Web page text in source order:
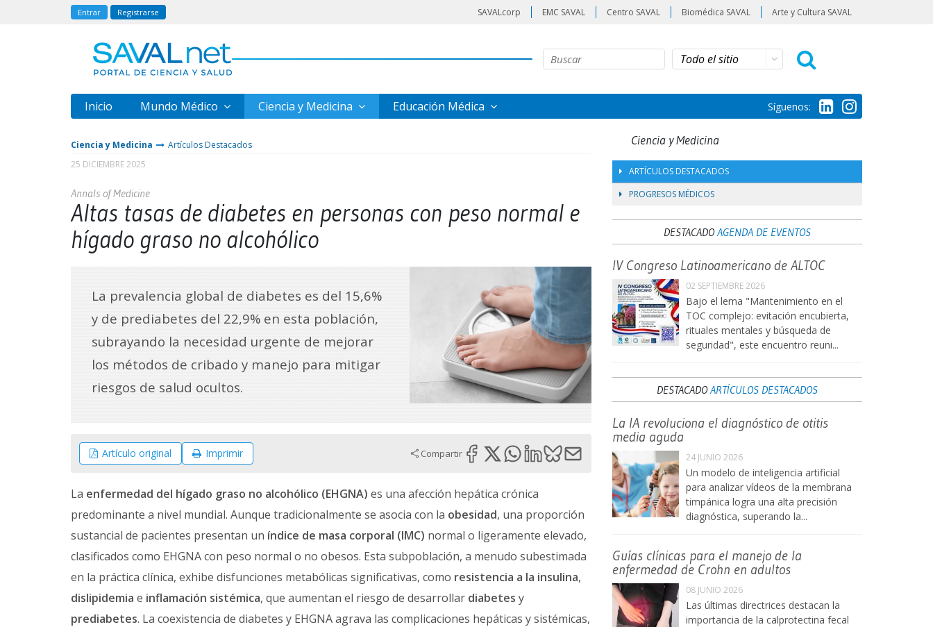
Entrar Registrarse SAVALcorp EMC SAVAL Centro SAVAL Biomédica SAVAL Arte y Cultura SAVAL
Inicio Mundo Médico Ciencia y Medicina Educación Médica Síguenos:
Ciencia y Medicina
Artículos Destacados
25 DICIEMBRE 2025
Annals of Medicine
Altas tasas de diabetes en personas con peso normal e
hígado graso no alcohólico
La prevalencia global de diabetes es del 15,6%
y de prediabetes del 22,9% en esta población,
subrayando la necesidad urgente de mejorar
los métodos de cribado y manejo para mitigar
riesgos de salud ocultos.
Artículo original Imprimir Compartir
La enfermedad del hígado graso no alcohólico (EHGNA) es una afección hepática crónica
predominante a nivel mundial. Aunque tradicionalmente se asocia con la obesidad, una proporción
sustancial de pacientes presentan un índice de masa corporal (IMC) normal o ligeramente elevado,
clasificados como EHGNA con peso normal o no obesos. Esta subpoblación, a menudo subestimada
en la práctica clínica, exhibe disfunciones metabólicas significativas, como resistencia a la insulina,
dislipidemia e inflamación sistémica, que aumentan el riesgo de desarrollar diabetes y
prediabetes. La coexistencia de diabetes y EHGNA agrava las complicaciones hepáticas y sistémicas,
Ciencia y Medicina
ARTÍCULOS DESTACADOS
PROGRESOS MÉDICOS
DESTACADOAGENDA DE EVENTOS
IV Congreso Latinoamericano de ALTOC
02 SEPTIEMBRE 2026
Bajo el lema "Mantenimiento en el
TOC complejo: evitación encubierta,
rituales mentales y búsqueda de
seguridad", este encuentro reuni...
DESTACADOARTÍCULOS DESTACADOS
La IA revoluciona el diagnóstico de otitis
media aguda
24 JUNIO 2026
Un modelo de inteligencia artificial
para analizar vídeos de la membrana
timpánica logra una alta precisión
diagnóstica, superando la...
Guías clínicas para el manejo de la
enfermedad de Crohn en adultos
08 JUNIO 2026
Las últimas directrices destacan la
importancia de la calprotectina fecal